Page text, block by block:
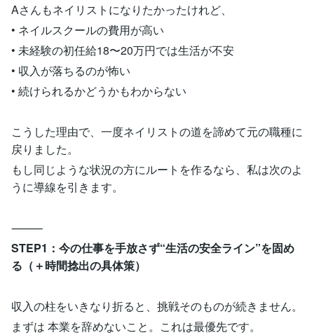
Aさんもネイリストになりたかったけれど、
• ネイルスクールの費用が高い
• 未経験の初任給18〜20万円では生活が不安
• 収入が落ちるのが怖い
• 続けられるかどうかもわからない
こうした理由で、一度ネイリストの道を諦めて元の職種に
戻りました。
もし同じような状況の方にルートを作るなら、私は次のよ
うに導線を引きます。
⸻
STEP1：今の仕事を手放さず“生活の安全ライン”を固め
る（＋時間捻出の具体策）
収入の柱をいきなり折ると、挑戦そのものが続きません。
まずは 本業を辞めないこと。これは最優先です。